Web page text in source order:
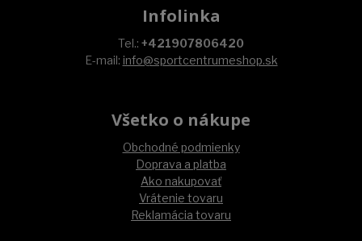
Infolinka
Tel.: +421907806420
E-mail: info@sportcentrumeshop.sk
Všetko o nákupe
Obchodné podmienky
Doprava a platba
Ako nakupovať
Vrátenie tovaru
Reklamácia tovaru